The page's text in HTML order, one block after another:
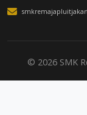
© 2026 SMK